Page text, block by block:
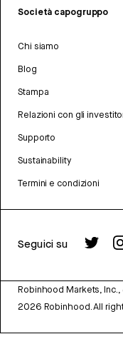
Società capogruppo
Chi siamo
Blog
Stampa
Relazioni con gli
Supporto
Sustainability
Termini e condizioni
Seguici su
Robinhood Markets,
2026 Robinhood. All